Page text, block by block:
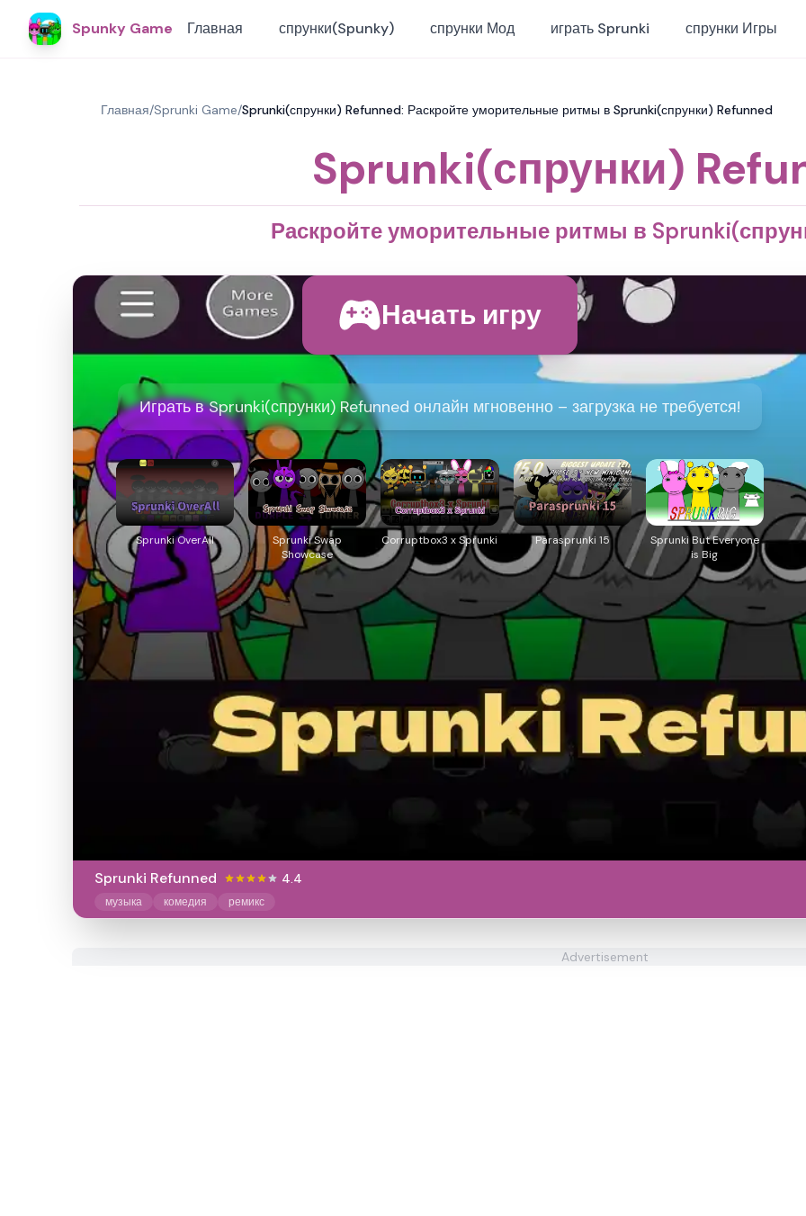
Spunky Game Главная спрунки(Spunky) спрунки Мод играть Sprunki спрунки Игры
Главная/Sprunki Game/Sprunki(спрунки) Refunned: Раскройте уморительные ритмы в Sprunki(спрунки) Refunned
Sprunki(спрунки)
Раскройте уморительные ритмы в
Начать игру
Играть в Sprunki(спрунки) Refunned онлайн мгновенно – загрузка не требуется!
Sprunki OverAll
Sprunki Swap
Showcase
Corruptbox3 x Sprunki Parasprunki 15
Sprunki But Everyone
is Big
Sprunki Refunned 4.4
музыка комедия ремикс
Advertisement